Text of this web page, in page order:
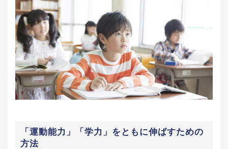
「運動能力」「学力」をともに伸ばすための
方法